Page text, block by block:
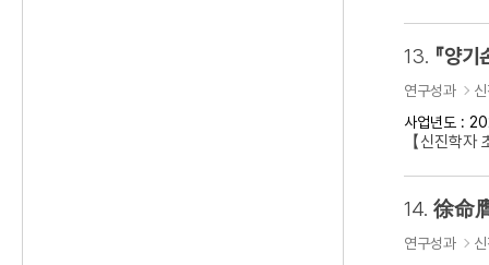
13. 『양
연구성과
사업년도 :
【신진학
14.
연구성과